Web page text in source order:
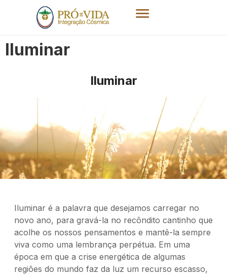
Iluminar
Iluminar
Iluminar é a palavra que desejamos carregar no
novo ano, para gravá-la no recôndito cantinho que
acolhe os nossos pensamentos e mantê-la sempre
viva como uma lembrança perpétua. Em uma
época em que a crise energética de algumas
regiões do mundo faz da luz um recurso escasso,